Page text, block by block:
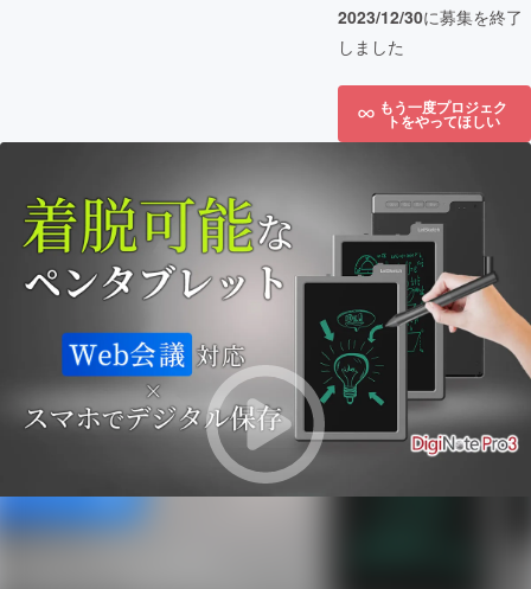
2023/12/30に募集を終了
しました
もう一度プロジェク
トをやってほしい